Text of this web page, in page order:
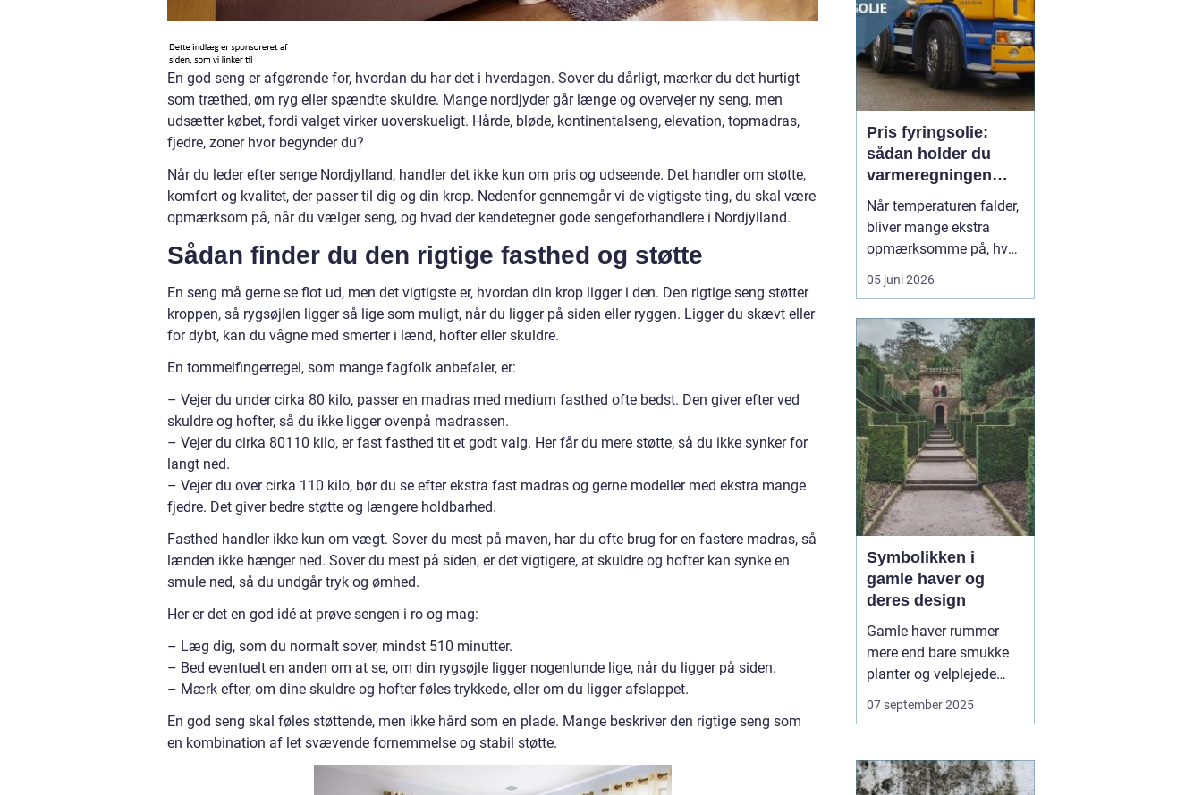
En god seng er afgørende for, hvordan du har det i hverdagen. Sover du dårligt, mærker du det hurtigt
som træthed, øm ryg eller spændte skuldre. Mange nordjyder går længe og overvejer ny seng, men
udsætter købet, fordi valget virker uoverskueligt. Hårde, bløde, kontinentalseng, elevation, topmadras,
fjedre, zoner hvor begynder du?
Når du leder efter senge Nordjylland, handler det ikke kun om pris og udseende. Det handler om støtte,
komfort og kvalitet, der passer til dig og din krop. Nedenfor gennemgår vi de vigtigste ting, du skal være
opmærksom på, når du vælger seng, og hvad der kendetegner gode sengeforhandlere i Nordjylland.
Sådan finder du den rigtige fasthed og støtte
En seng må gerne se flot ud, men det vigtigste er, hvordan din krop ligger i den. Den rigtige seng støtter
kroppen, så rygsøjlen ligger så lige som muligt, når du ligger på siden eller ryggen. Ligger du skævt eller
for dybt, kan du vågne med smerter i lænd, hofter eller skuldre.
En tommelfingerregel, som mange fagfolk anbefaler, er:
– Vejer du under cirka 80 kilo, passer en madras med medium fasthed ofte bedst. Den giver efter ved
skuldre og hofter, så du ikke ligger ovenpå madrassen.
– Vejer du cirka 80110 kilo, er fast fasthed tit et godt valg. Her får du mere støtte, så du ikke synker for
langt ned.
– Vejer du over cirka 110 kilo, bør du se efter ekstra fast madras og gerne modeller med ekstra mange
fjedre. Det giver bedre støtte og længere holdbarhed.
Fasthed handler ikke kun om vægt. Sover du mest på maven, har du ofte brug for en fastere madras, så
lænden ikke hænger ned. Sover du mest på siden, er det vigtigere, at skuldre og hofter kan synke en
smule ned, så du undgår tryk og ømhed.
Her er det en god idé at prøve sengen i ro og mag:
– Læg dig, som du normalt sover, mindst 510 minutter.
– Bed eventuelt en anden om at se, om din rygsøjle ligger nogenlunde lige, når du ligger på siden.
– Mærk efter, om dine skuldre og hofter føles trykkede, eller om du ligger afslappet.
En god seng skal føles støttende, men ikke hård som en plade. Mange beskriver den rigtige seng som
en kombination af let svævende fornemmelse og stabil støtte.
Pris fyringsolie:
sådan holder du
varmeregningen
nede
Når temperaturen falder,
bliver mange ekstra
opmærksomme på, hvad
fyring koster. For dig
med oliefyr kan udsving
på økonomien, og derfor
giver det god mening at
holde øjemed pr...
05 juni 2026
Symbolikken i
gamle haver og
deres design
Gamle haver rummer
mere end bare smukke
planter og velplejede
stier – de er fyldt med
symbolik og fortællinger,
kultur og tidsånd. Hvert
træ, hver sten og hver
07 september 2025